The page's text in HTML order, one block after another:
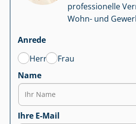
professionelle
Wohn- und
Anrede
Herr
Frau
Name
Ihre E-Mail